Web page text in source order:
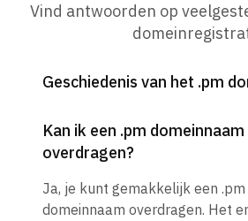
Vind antwoorden op
Geschiedenis van het .pm
Kan ik een .pm domeinnaam
overdragen?
Ja, je kunt gemakkelijk een .pm
domeinnaam overdragen. Het